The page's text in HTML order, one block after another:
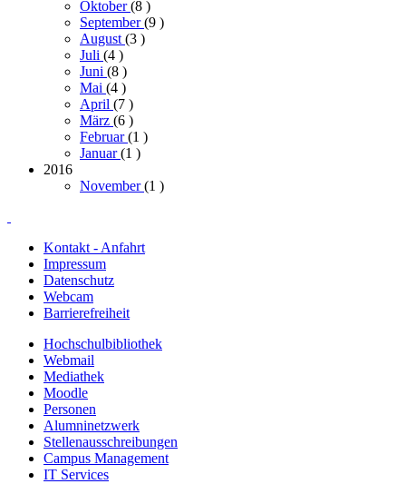
Oktober(8 )
September(9 )
August (3 )
Juli (4 )
Juni (8 )
Mai (4 )
April (7 )
März (6 )
Februar(1 )
Januar(1 )
2016
November(1 )
Kontakt - Anfahrt
Impressum
Datenschutz
Webcam
Barrierefreiheit
Hochschulbibliothek
Webmail
Mediathek
Moodle
Personen
Alumninetzwerk
Stellenausschreibungen
Campus Management
IT Services